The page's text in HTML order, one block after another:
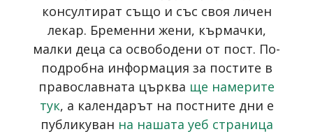
консултират също и със своя личен
лекар. Бременни жени, кърмачки,
малки деца са освободени от пост. По-
подробна информация за постите в
православната църква ще намерите
тук, а календарът на постните дни е
публикуван на нашата уеб страница